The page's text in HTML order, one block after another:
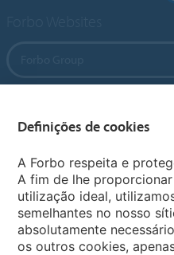
Selecionar Pais
Definições de cookies
A Forbo respeita e
A fim de lhe
utilização ideal,
semelhantes no nosso
absolutamente
os outros cookies,